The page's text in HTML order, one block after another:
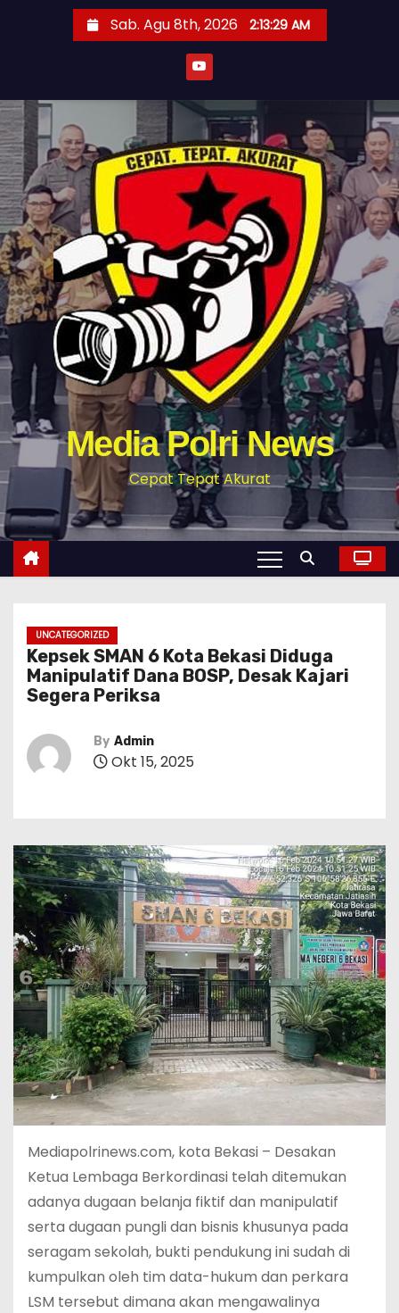
t
o
c
o
n
t
e
n
t
Sab. Agu 8th, 2026 2:13:30 AM
Media Polri News
Cepat Tepat Akurat
UNCATEGORIZED
Kepsek SMAN 6 Kota Bekasi Diduga
Manipulatif Dana BOSP, Desak Kajari
Segera Periksa
By Admin
Okt 15, 2025
Mediapolrinews.com, kota Bekasi – Desakan
Ketua Lembaga Berkordinasi telah ditemukan
adanya dugaan belanja fiktif dan manipulatif
serta dugaan pungli dan bisnis khusunya pada
seragam sekolah, bukti pendukung ini sudah di
kumpulkan oleh tim data-hukum dan perkara
LSM tersebut dimana akan mengawalinya